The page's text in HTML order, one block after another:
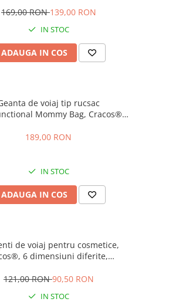
cosmetice călătorii
169,00 RON139,00 RON
IN STOC
ADAUGA IN COS
de voiaj tip rucsac
Mommy Bag, Cracos®,
la apa, pat cu saltea de infasat,
189,00 RON
IN STOC
ADAUGA IN COS
de voiaj pentru cosmetice,
6 dimensiuni diferite,
121,00 RON90,50 RON
IN STOC